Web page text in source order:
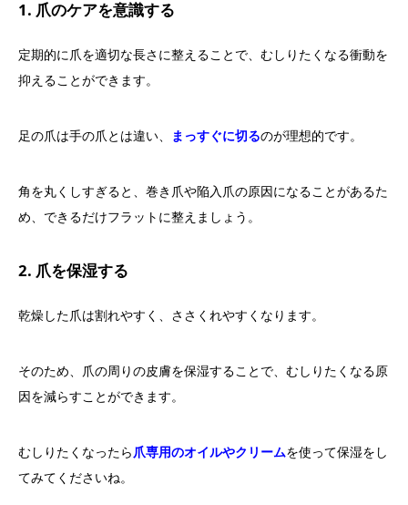
1. 爪のケアを意識する
定期的に爪を適切な長さに整えることで、むしりたくなる衝動を
抑えることができます。
足の爪は手の爪とは違い、 まっすぐに切るのが理想的です。
角を丸くしすぎると、巻き爪や陥入爪の原因になることがあるた
め、できるだけフラットに整えましょう。
2. 爪を保湿する
乾燥した爪は割れやすく、ささくれやすくなります。
そのため、爪の周りの皮膚を保湿することで、むしりたくなる原
因を減らすことができます。
むしりたくなったら爪専用のオイルやクリームを使って保湿をし
てみてくださいね。